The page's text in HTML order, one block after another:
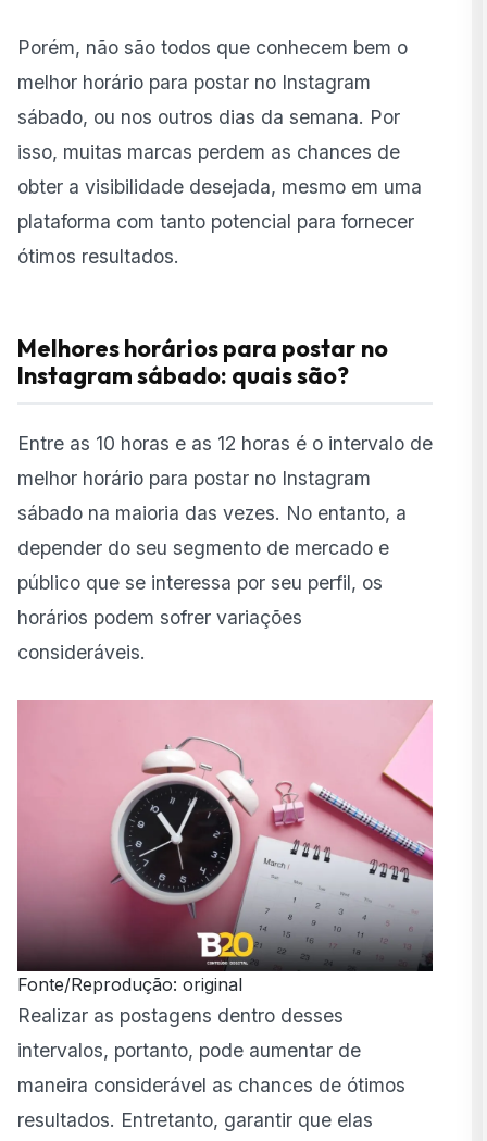
Porém, não são todos que conhecem bem o
melhor horário para postar no Instagram
sábado, ou nos outros dias da semana. Por
isso, muitas marcas perdem as chances de
obter a visibilidade desejada, mesmo em uma
plataforma com tanto potencial para fornecer
ótimos resultados.
Melhores horários para postar no
Instagram sábado: quais são?
Entre as 10 horas e as 12 horas é o intervalo de
melhor horário para postar no Instagram
sábado na maioria das vezes. No entanto, a
depender do seu segmento de mercado e
público que se interessa por seu perfil, os
horários podem sofrer variações
consideráveis.
Fonte/Reprodução: original
Realizar as postagens dentro desses
intervalos, portanto, pode aumentar de
maneira considerável as chances de ótimos
resultados. Entretanto, garantir que elas